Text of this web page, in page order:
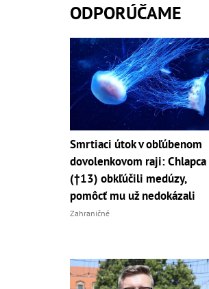
ODPORÚČAME
Smrtiaci útok v obľúbenom
dovolenkovom raji: Chlapca
(†13) obkľúčili medúzy,
pomôcť mu už nedokázali
Zahraničné